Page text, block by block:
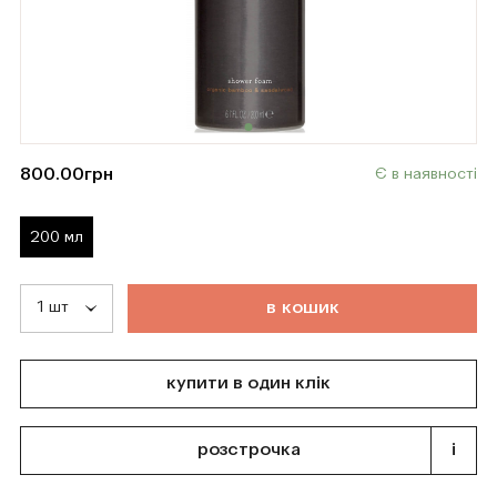
800.00грн Є в наявності
200 мл
в кошик
купити в один клік
розстрочка i